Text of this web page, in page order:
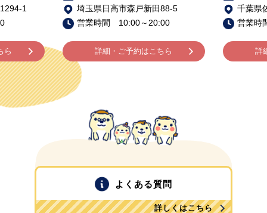
1
ら
埼玉県日高市森戸新田88-5
営業時間 10:00～20:00
詳細・ご予約はこちら
千葉県
営業時
詳
よくある質問
詳しくはこちら